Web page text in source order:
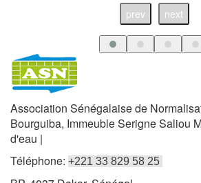
prev next
Association Sénégalaise de
Bourguiba, Immeuble Serigne Saliou
d'eau |
Téléphone: +221 33 829 58 25